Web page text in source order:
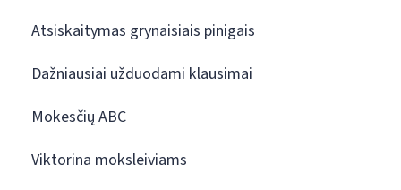
Atsiskaitymas grynaisiais pinigais
Dažniausiai užduodami klausimai
Mokesčių ABC
Viktorina moksleiviams